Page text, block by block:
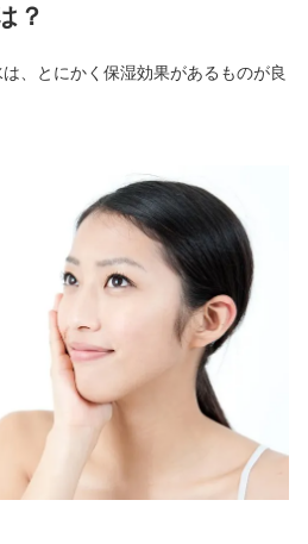
？
、とにかく保湿効果があるものが良